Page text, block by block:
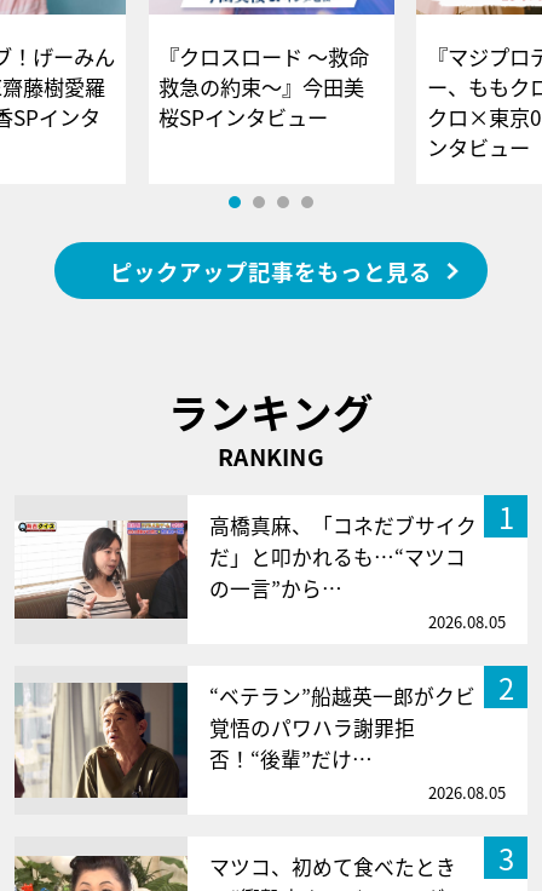
！げーみん
藤樹愛羅
SPインタ
『クロスロード ～救命
救急の約束～』今田美
桜SPインタビュー
『マジプロ
ー、ももク
クロ×東京
ンタビュー
ピックアップ記事をもっと見る
ランキング
RANKING
1
高橋真麻、「コネだブサイク
だ」と叩かれるも…“マツコ
の一言”から…
2026.08.05
2
“ベテラン”船越英一郎がクビ
覚悟のパワハラ謝罪拒
否！“後輩”だけ…
2026.08.05
3
マツコ、初めて食べたとき